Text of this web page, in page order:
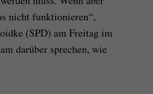
nicht funktionieren“,
(SPD) am Freitag im
darüber sprechen, wie